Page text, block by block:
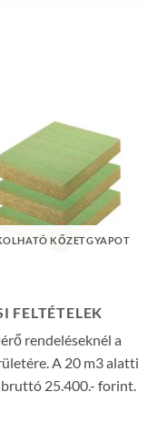
KŐZETGYAPOT
FELTÉTELEK
rendeléseknél a
A 20 m3 alatti
bruttó 25.400.- forint.